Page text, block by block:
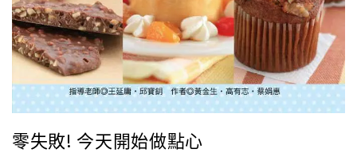
零失敗! 今天開始做點心